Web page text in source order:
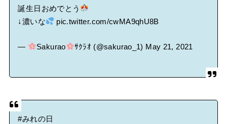
誕生日おめでとう
↓濃いな
pic.twitter.com/cwMA9qhU8B
— Sakurao ｻｸﾗｵ (@sakurao_1) May 21, 2021
#みれの日